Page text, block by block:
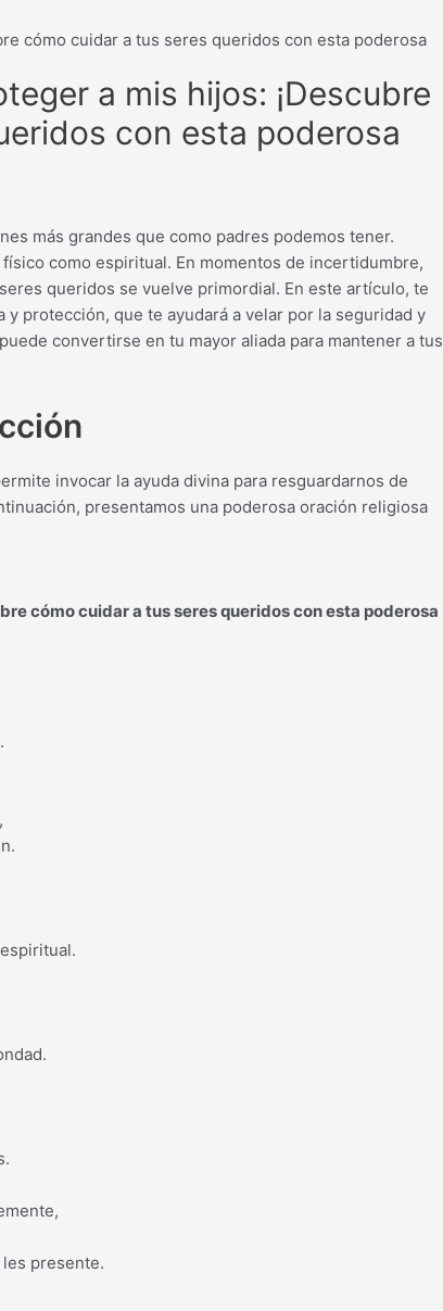
cómo cuidar a tus seres queridos con esta poderosa
a mis hijos: ¡Descubre
con esta poderosa
más grandes que como padres podemos tener.
como espiritual. En momentos de incertidumbre,
queridos se vuelve primordial. En este artículo, te
protección, que te ayudará a velar por la seguridad y
convertirse en tu mayor aliada para mantener a tus
invocar la ayuda divina para resguardarnos de
presentamos una poderosa oración religiosa
cómo cuidar a tus seres queridos con esta poderosa
presente.